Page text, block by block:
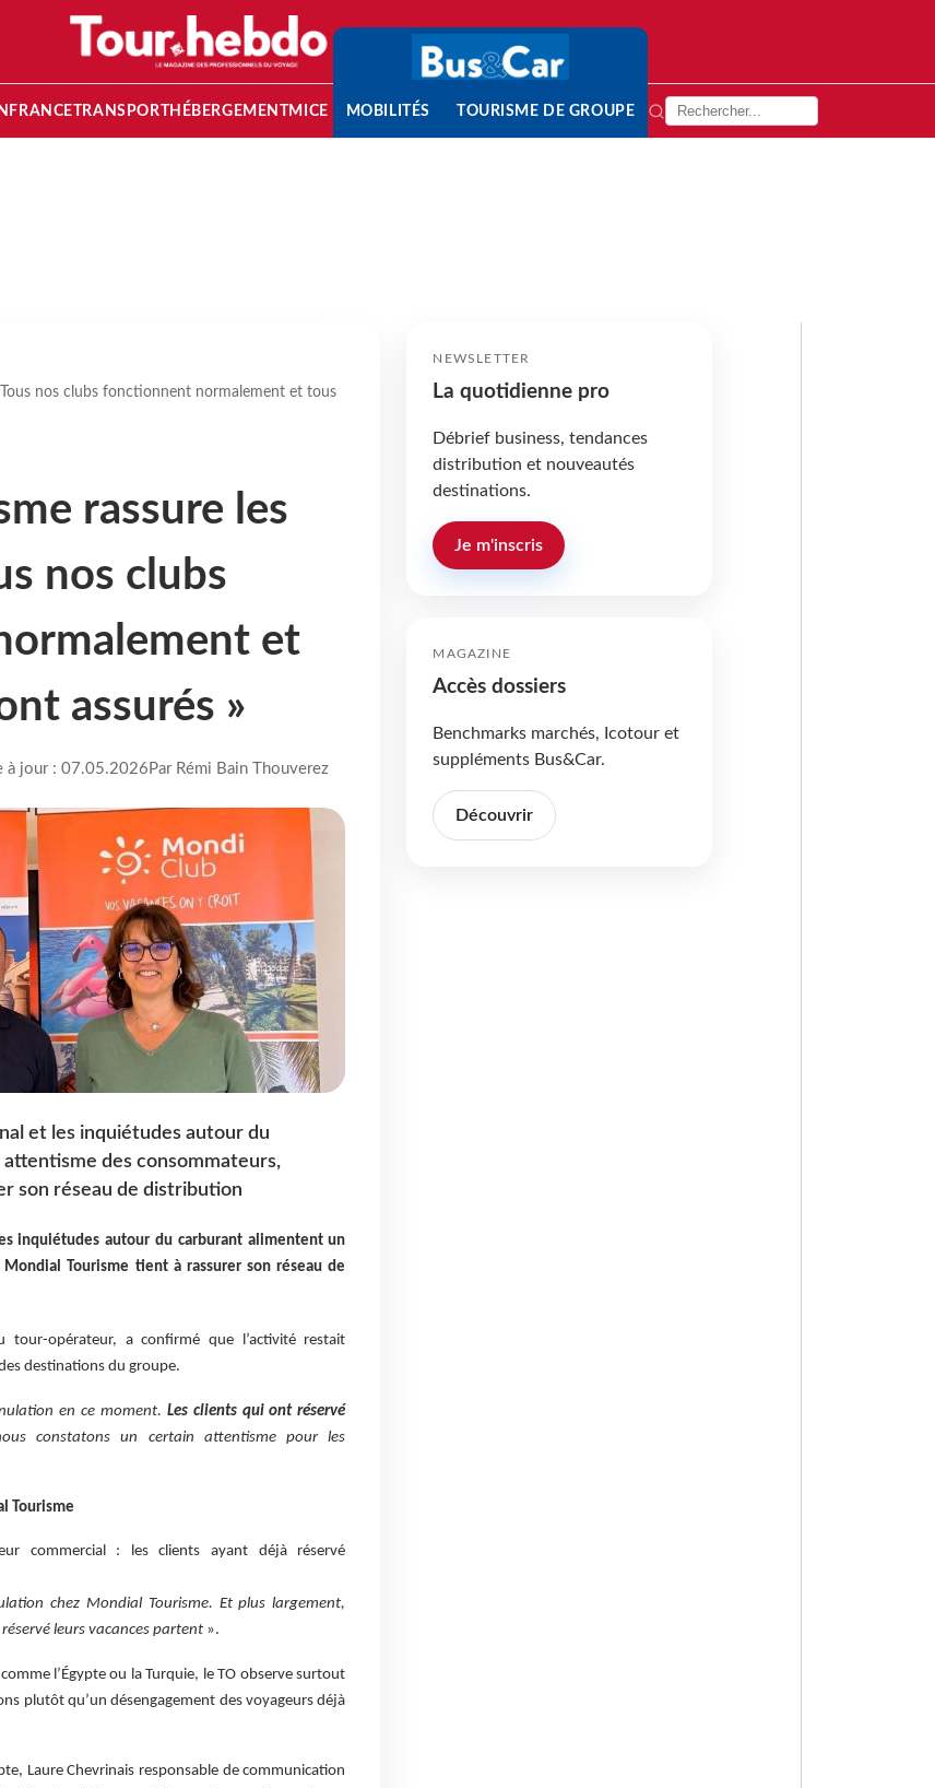
FRANCETRANSPORT HÉBERGEMENTMICE MOBILITÉS TOURISME DE GROUPE
nos clubs fonctionnent normalement et tous
rassure les
nos clubs
et
assurés »
à jour : 07.05.2026 Par Rémi Bain Thouverez
et les inquiétudes autour du
des consommateurs,
son réseau de distribution
inquiétudes autour du carburant alimentent un
Tourisme tient à rassurer son réseau de
tour-opérateur, a confirmé que l’activité restait
destinations du groupe.
en ce moment. Les clients qui ont réservé
constatons un certain attentisme pour les
Tourisme
commercial : les clients ayant déjà réservé
chez Mondial Tourisme. Et plus largement,
leurs vacances partent».
l’Égypte ou la Turquie, le TO observe surtout
plutôt qu’un désengagement des voyageurs déjà
Laure Chevrinais responsable de communication
NEWSLETTER
La quotidienne pro
Débrief business, tendances
distribution et nouveautés
destinations.
Je m'inscris
MAGAZINE
Accès dossiers
Benchmarks marchés, Icotour et
suppléments Bus&Car.
Découvrir